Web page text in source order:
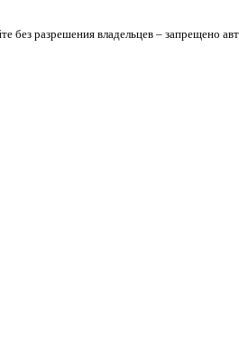
без разрешения владельцев – запрещено